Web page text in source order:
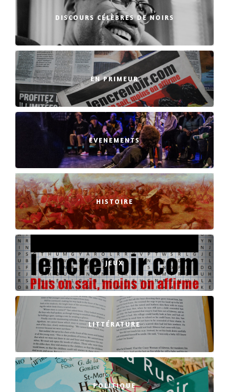
DISCOURS CÉLÈBRES DE NOIRS
EN PRIMEUR
EVENEMENTS
HISTOIRE
JEUX
LITTÉRATURE
POLITIQUE